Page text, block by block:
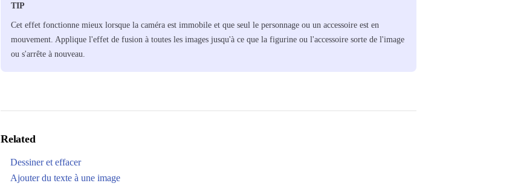
TIP
Cet effet fonctionne mieux lorsque la caméra est immobile et que seul le personnage ou un accessoire est en
mouvement. Applique l'effet de fusion à toutes les images jusqu'à ce que la figurine ou l'accessoire sorte de l'image
ou s'arrête à nouveau.
Related
Dessiner et effacer
Ajouter du texte à une image